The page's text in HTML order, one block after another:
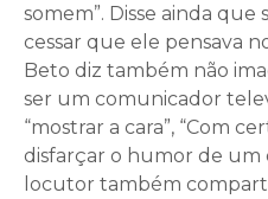
somem”. Disse ainda que
cessar que ele pensava
Beto diz também não
ser um comunicador
“mostrar a cara”, “Com
disfarçar o humor de um
locutor também